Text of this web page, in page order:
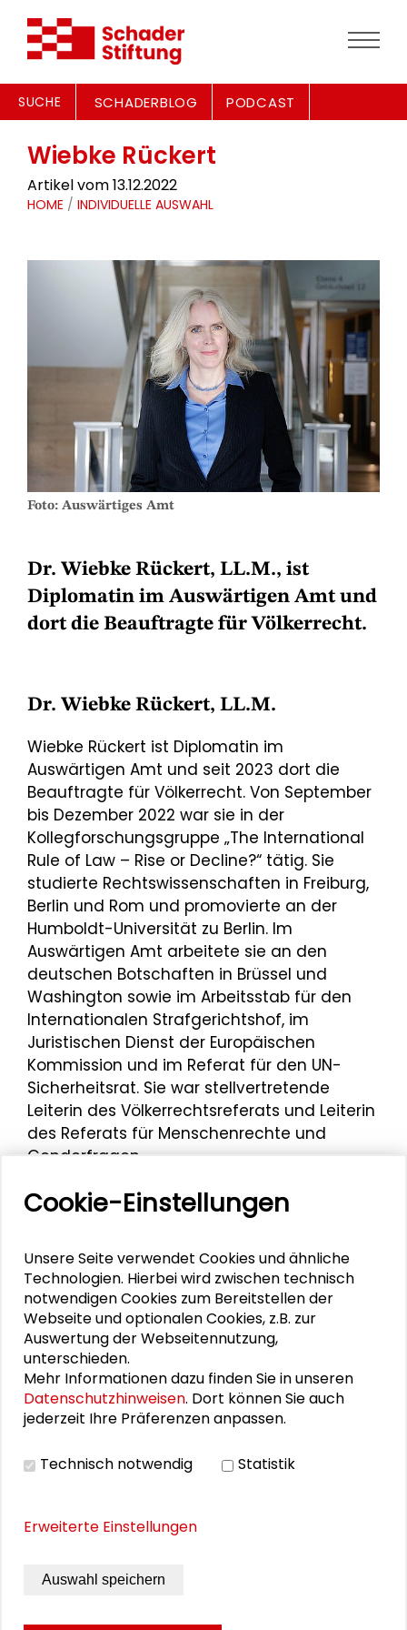
SUCHE SCHADERBLOG PODCAST
Wiebke Rückert
Artikel vom 13.12.2022
HOME / INDIVIDUELLE AUSWAHL
Foto: Auswärtiges Amt
Dr. Wiebke Rückert, LL.M., ist
Diplomatin im Auswärtigen Amt und
dort die Beauftragte für Völkerrecht.
Dr. Wiebke Rückert, LL.M.
Wiebke Rückert ist Diplomatin im
Auswärtigen Amt und seit 2023 dort die
Beauftragte für Völkerrecht. Von September
bis Dezember 2022 war sie in der
Kollegforschungsgruppe „The International
Rule of Law – Rise or Decline?“ tätig. Sie
studierte Rechtswissenschaften in Freiburg,
Berlin und Rom und promovierte an der
Humboldt-Universität zu Berlin. Im
Auswärtigen Amt arbeitete sie an den
deutschen Botschaften in Brüssel und
Washington sowie im Arbeitsstab für den
Internationalen Strafgerichtshof, im
Juristischen Dienst der Europäischen
Kommission und im Referat für den UN-
Sicherheitsrat. Sie war stellvertretende
Leiterin des Völkerrechtsreferats und Leiterin
des Referats für Menschenrechte und
Genderfragen.
Am 16. Dezember 2022 hielt Wiebke
Rückert bei der Fachtagung„Gleiche Rechte
auf dem Prüfstand“einen Vortrag über
Gleichberechtigungsfragen im VN-
Sicherheitsrat, insbesondere die Agenda
„Frauen, Frieden und Sicherheit“.
Personen im Kontext
Lisa Heemann
Cookie-Einstellungen
Unsere Seite verwendet Cookies und ähnliche
Technologien. Hierbei wird zwischen technisch
notwendigen Cookies zum Bereitstellen der
Webseite und optionalen Cookies, z.B. zur
Auswertung der Webseitennutzung,
unterschieden.
Mehr Informationen dazu finden Sie in unseren
Datenschutzhinweisen. Dort können Sie auch
jederzeit Ihre Präferenzen anpassen.
Technisch notwendig Statistik
Erweiterte Einstellungen
Auswahl speichern